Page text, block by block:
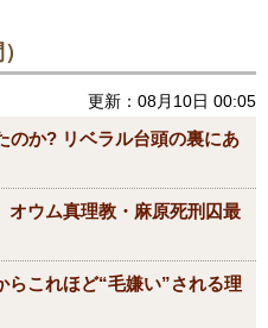
更新：08月10日 00:05
のか? リベラル台頭の裏にあ
オウム真理教・麻原死刑囚最
らこれほど“毛嫌い”される理